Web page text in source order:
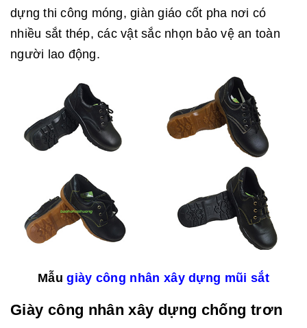
dựng thi công móng, giàn giáo cốt pha nơi có
nhiều sắt thép, các vật sắc nhọn bảo vệ an toàn
người lao động.
Mẫugiày công nhân xây dựng mũi sắt
Giày công nhân xây dựng chống trơn